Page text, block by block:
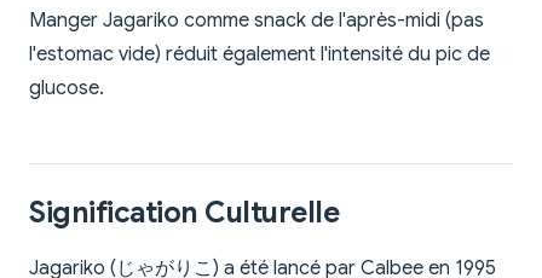
Manger Jagariko comme snack de l'après-midi (pas
l'estomac vide) réduit également l'intensité du pic de
glucose.
Signification Culturelle
Jagariko (じゃがりこ) a été lancé par Calbee en 1995